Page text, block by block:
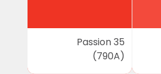
Passion 35
(790A)